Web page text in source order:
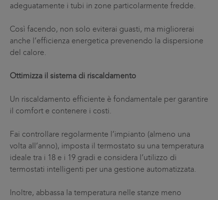
adeguatamente i tubi in zone particolarmente fredde.
Così facendo, non solo eviterai guasti, ma migliorerai
anche l’efficienza energetica prevenendo la dispersione
del calore.
Ottimizza il sistema di riscaldamento
Un riscaldamento efficiente è fondamentale per garantire
il comfort e contenere i costi.
Fai controllare regolarmente l’impianto (almeno una
volta all’anno), imposta il termostato su una temperatura
ideale tra i 18 e i 19 gradi e considera l’utilizzo di
termostati intelligenti per una gestione automatizzata.
Inoltre, abbassa la temperatura nelle stanze meno